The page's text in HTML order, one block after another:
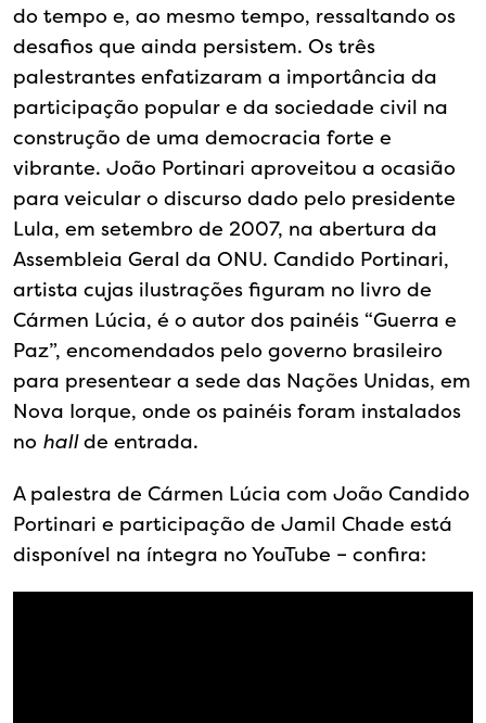
do tempo e, ao mesmo tempo, ressaltando os
desafios que ainda persistem. Os três
palestrantes enfatizaram a importância da
participação popular e da sociedade civil na
construção de uma democracia forte e
vibrante. João Portinari aproveitou a ocasião
para veicular o discurso dado pelo presidente
Lula, em setembro de 2007, na abertura da
Assembleia Geral da ONU. Candido Portinari,
artista cujas ilustrações figuram no livro de
Cármen Lúcia, é o autor dos painéis “Guerra e
Paz”, encomendados pelo governo brasileiro
para presentear a sede das Nações Unidas, em
Nova Iorque, onde os painéis foram instalados
no hallde entrada.
A palestra de Cármen Lúcia com João Candido
Portinari e participação de Jamil Chade está
disponível na íntegra no YouTube – confira: